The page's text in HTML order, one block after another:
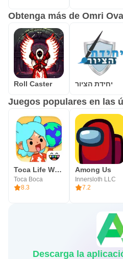
Obtenga más de Omri
Roll Caster יחידת הציור
Juegos populares en las
Toca Life World
Toca Boca
8.3
Among Us
Innersloth LLC
7.2
Descarga la